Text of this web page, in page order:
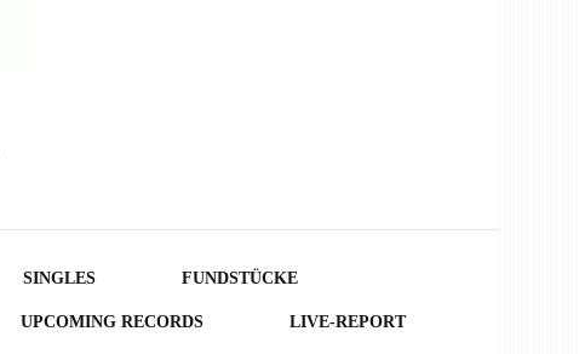
SINGLES FUNDSTÜCKE
UPCOMING RECORDS LIVE-REPORT